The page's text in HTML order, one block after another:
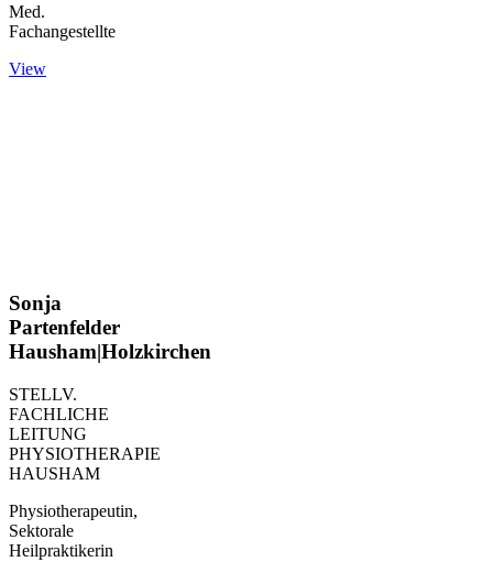
Med.
Fachangestellte
View
Sonja
Partenfelder
Hausham|Holzkirchen
STELLV.
FACHLICHE
LEITUNG
PHYSIOTHERAPIE
HAUSHAM
Physiotherapeutin,
Sektorale
Heilpraktikerin